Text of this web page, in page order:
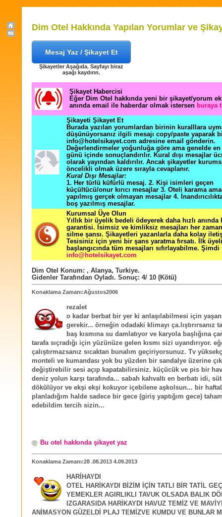
Dim Otel Hakkında Yapılan Yorumlar ve
Mesaj Yaz / Şikayet Et
Şikayetler Aşağıda. Sayfayı biraz
aşağı kaydırın.
Şikayet Habercisi
Eğer Dim Otel hakkında yeni bir şikayet/yorum
anında email ile haberdar olmak istersen buraya
Şikayeti Şikayet Et
Burada yazılan yorumlardan birinin kuralllara
düşünüyorsanız ilgili mesajı copy/paste yaparak
info@hotelsikayet.com adresine email gönderin.
Değerlendirmeler yoğunluğa göre ama genelde
günü içinde sonuçlandırılır. Kural dışı mesajlar
olarak yayından kaldırılır. Ancak şikayetler
öncelikli olmak üzere sırayla cevaplanır.
Kural Dışı Mesajlar:
1. Her türlü küfürlü mesaj. 2. Kişi isimleri geçen
küçültücü/onur kırıcı mesajlar 3. Oteli karama
yapılmış gerçek olmayan mesajlar 4.
boş yazılmış mesajlar.
Kurumsal Üye Olun
Yıllık bir üyelik bedeli ödeyerek daha hızlı
garantisi. İsimsiz ve kimliksiz mesajları her zaman
silme şansı. Şikayetleri yazanlarla daha kolay
Tesisiniz için yeni bir şans yaratma fırsatı. İlk
başlangıcında tüm mesajları sıfırlayabilme. Şimdi
info@hotelsikayet.com
Dim Otel Konum: , Alanya, Turkiye.
Gidenler Tarafından Oyladı. Sonuç: 4/ 10 (Kötü)
Konaklama Zamanı:Ağustos2006
rezalet
o kadar berbat bir yer ki anlaşılabilmesi için
gerekir... örneğin odadaki klimayı ça.lıştırırsanız
baş kısmına su damlatıyor ve karyola başlığına
tarafa sıçradığı için yüzünüze gelen kısmı sizi uyandırıyor.
çalıştırmazsanız sıcaktan bunalım geçiriyorsunuz. Tv
monteli ve kumandası yok bu yüzden bir sandalye üzerine
değiştirebilir sesi açıp kapatabilirsiniz. küçücük ve pis bir
deniz yolun karşı tarafında... sabah kahvaltı en berbatı idi,
dökülüyor ve ekşi ekşi kokuyor içebilene aşkolsun... bir
planladığım halde sadece bir gece (giriş yaptığım gece)
edebildim tercih sizin...
Bu otel hakkında şikayet yaz
Konaklama Zamanı:28 .08.2013 4.09.2013
HARİHAYDI
OTEL HARİKAYDI BİZİM İÇİN TATLI BİR TATİL
YEMEKLER AGIRLIKLI TAVUK OLSADA BALIK
IZGARASIDA HARİKAYDI HAVUZ TEMİZ VE
ANİMASYON GÜZELDİ PLAJ TEMİZVE KUMDU VE BUNLAR